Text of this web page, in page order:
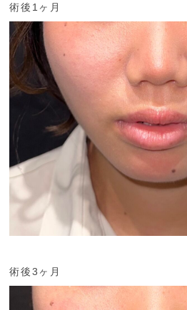
術後1ヶ月
術後3ヶ月